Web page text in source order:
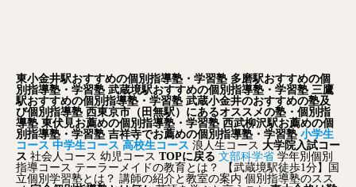
東小金井駅おすすめの個別指導塾・学習塾 多磨駅おすすめの個
別指導塾・学習塾 武蔵境駅おすすめの個別指導塾・学習塾 三鷹
駅おすすめの個別指導塾・学習塾 武蔵小金井のおすすめの塾及
び個別指導塾 西東京市（田無駅）にあるオススメの塾・個別指
導塾 東伏見お薦めの個別指導塾・学習塾 西武柳沢駅お薦めの個
別指導塾・学習塾 吉祥寺でお薦めの個別指導塾・学習塾 小学生
コース 中学生コース 高校生コース 浪人生コース 大学院入試コー
ス 社会人コース 幼児コース TOPに戻る 文部科学省 学年別個別
指導コース テーラーメイドの教育とは？
【武蔵境駅徒歩1分】国
立個別学習塾とは？ 講師の紹介と教室の案内 個別指導塾のスス